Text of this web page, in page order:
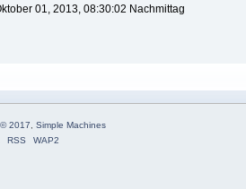
01, 2013, 08:30:02 Nachmittag
2017, Simple Machines
RSS WAP2